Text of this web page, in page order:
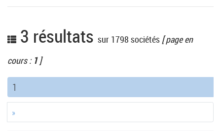
3 résultats sur 1798 sociétés [ page en
cours : 1]
1
»